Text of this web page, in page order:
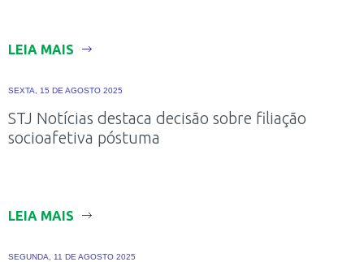
LEIA MAIS
SEXTA, 15 DE AGOSTO 2025
STJ Notícias destaca decisão sobre filiação
socioafetiva póstuma
LEIA MAIS
SEGUNDA, 11 DE AGOSTO 2025